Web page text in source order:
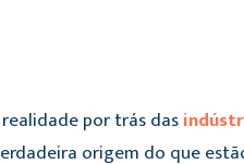
por trás das
origem do que